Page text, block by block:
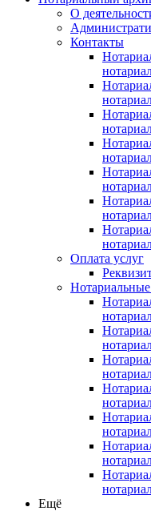
О
Контакты
Оплата услуг
Ещё